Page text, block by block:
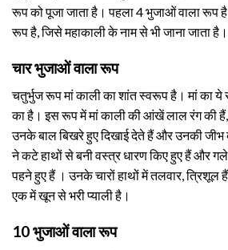
रूप को पूजा जाता है। पहला 4 भुजाओं वाला रूप
रूप है, जिसे महाकाली के नाम से भी जाना जाता है।
चार भुजाओं वाला रूप
चतुर्भुज रूप मां काली का शांत स्वरूप है। मां का ये
का है। इस रूप में मां काली की आंखें लाल रंग की हैं,
उनके बाल बिखरे हुए दिखाई देते हैं और उनकी जीभ
ने कटे हाथों से बनी वस्त्र धारण किए हुए हैं और
पहने हुए हैं । उनके चारों हाथों में तलवार,
एक में खून से भरी प्याली है।
10 भुजाओं वाला रूप